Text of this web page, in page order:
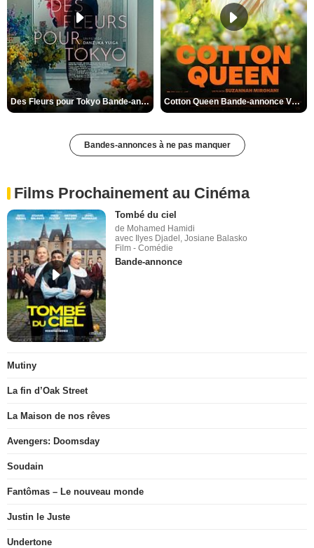
Des Fleurs pour Tokyo Bande-annonce VO STFR Cotton Queen Bande-annonce VO STFR
Bandes-annonces à ne pas manquer
Films Prochainement au Cinéma
Tombé du ciel
de Mohamed Hamidi
avec Ilyes Djadel, Josiane Balasko
Film - Comédie
Bande-annonce
Mutiny
La fin d’Oak Street
La Maison de nos rêves
Avengers: Doomsday
Soudain
Fantômas – Le nouveau monde
Justin le Juste
Undertone